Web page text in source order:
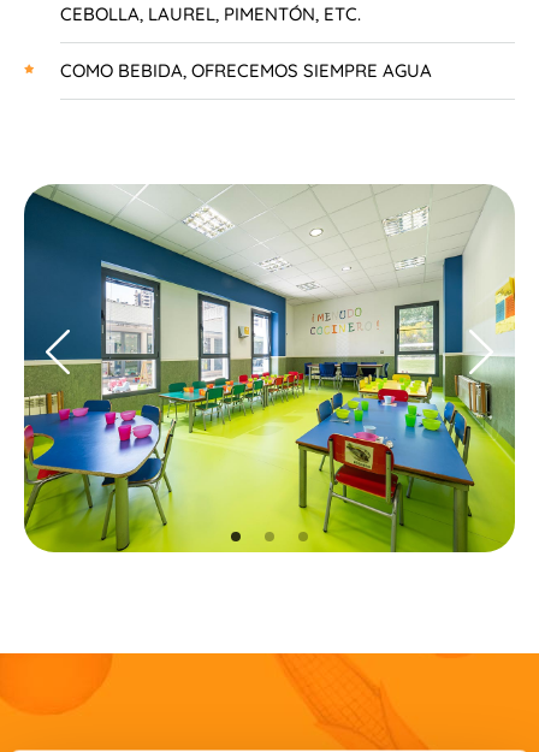
CEBOLLA, LAUREL, PIMENTÓN, ETC.
COMO BEBIDA, OFRECEMOS SIEMPRE AGUA
Next
Prev